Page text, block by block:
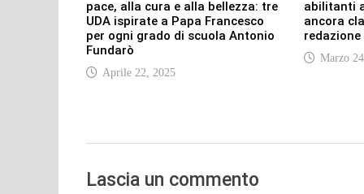
pace, alla cura e alla bellezza: tre
UDA ispirate a Papa Francesco
per ogni grado di scuola Antonio
Fundarò
Aprile 22, 2025
abilitanti
ancora
redazione
Marzo
Lascia un commento